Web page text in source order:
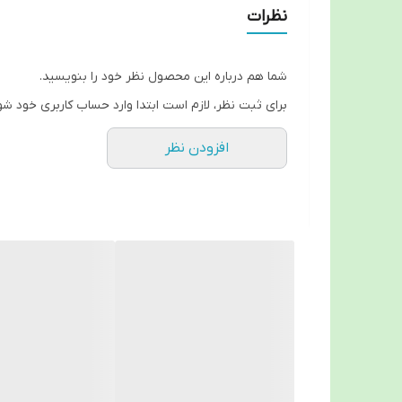
وزن سبک، قابلیت تاشو بودن و تحمل وزن تا ۱۱۰ کیلوگرم، این محصول را به گزینه‌ای مناسب برای خانه، سفر و مراکز درمانی تبدیل کرده است.
تجهیزات پزشکی سپهرایرانیان
آدرس: اصفهان، خیابان رباط اول، نبش کوچه ۵۸، جنب بانک صادرات
📞 تلفن: ۰۳۱-۳۴۴۲۹۲۰۰
📱 همراه: ۰۹۱۳۳۱۶۰۰۳۱
نظرات
شما هم درباره این محصول نظر خود را بنویسید.
برای ثبت نظر، لازم است ابتدا وارد حساب کاربری خود
افزودن نظر